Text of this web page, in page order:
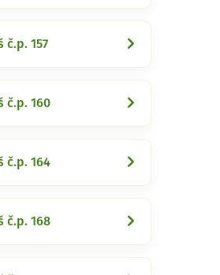
č.p. 157
č.p. 160
č.p. 164
č.p. 168